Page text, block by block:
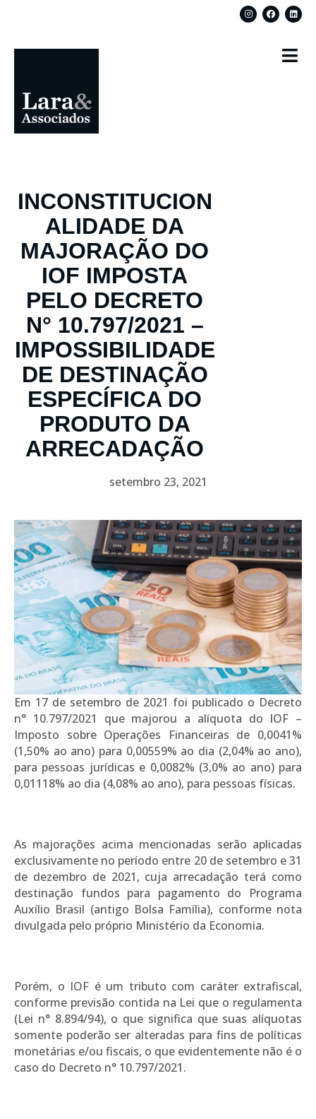
INCONSTITUCION
ALIDADE DA
MAJORAÇÃO DO
IOF IMPOSTA
PELO DECRETO
N° 10.797/2021 –
IMPOSSIBILIDADE
DE DESTINAÇÃO
ESPECÍFICA DO
PRODUTO DA
ARRECADAÇÃO
setembro 23, 2021
Em 17 de setembro de 2021 foi publicado o Decreto
n° 10.797/2021 que majorou a alíquota do IOF –
Imposto sobre Operações Financeiras de 0,0041%
(1,50% ao ano) para 0,00559% ao dia (2,04% ao ano),
para pessoas jurídicas e 0,0082% (3,0% ao ano) para
0,01118% ao dia (4,08% ao ano), para pessoas físicas.
As majorações acima mencionadas serão aplicadas
exclusivamente no período entre 20 de setembro e 31
de dezembro de 2021, cuja arrecadação terá como
destinação fundos para pagamento do Programa
Auxílio Brasil (antigo Bolsa Família), conforme nota
divulgada pelo próprio Ministério da Economia.
Porém, o IOF é um tributo com caráter extrafiscal,
conforme previsão contida na Lei que o regulamenta
(Lei n° 8.894/94), o que significa que suas alíquotas
somente poderão ser alteradas para fins de políticas
monetárias e/ou fiscais, o que evidentemente não é o
caso do Decreto n° 10.797/2021.